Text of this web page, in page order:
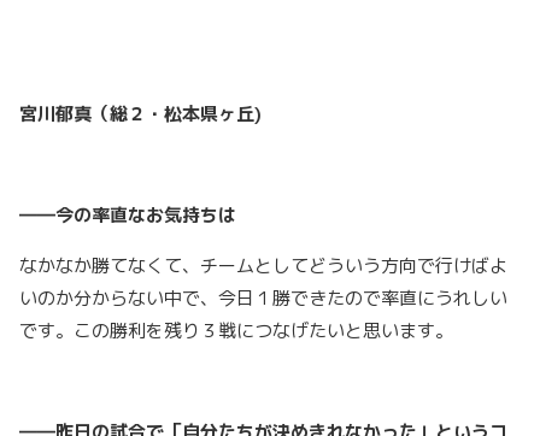
宮川郁真（総２・松本県ヶ丘)
――今の率直なお気持ちは
なかなか勝てなくて、チームとしてどういう方向で行けばよ
いのか分からない中で、今日１勝できたので率直にうれしい
です。この勝利を残り３戦につなげたいと思います。